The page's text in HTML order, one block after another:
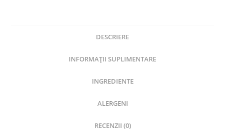
DESCRIERE
INFORMAȚII SUPLIMENTARE
INGREDIENTE
ALERGENI
RECENZII (0)